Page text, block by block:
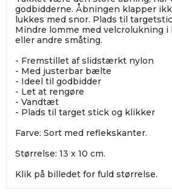
godbidderne. Åbningen klapper
lukkes med snor. Plads til
Mindre lomme med velcrolukning
eller andre småting.
- Fremstillet af slidstærkt nylon
- Med justerbar bælte
- Ideel til godbidder
- Let at rengøre
- Vandtæt
- Plads til target stick og klikker
Farve: Sort med reflekskanter.
Størrelse: 13 x 10 cm.
Klik på billedet for fuld størrelse.